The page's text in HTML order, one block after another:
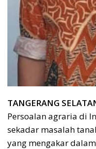
TANGERANG
Persoalan agraria di
sekadar masalah
yang mengakar